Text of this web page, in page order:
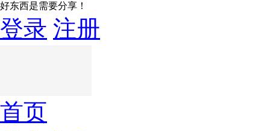
好东西是需要分享！
登录 注册
首页